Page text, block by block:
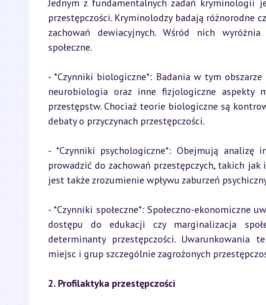
Jednym z fundamentalnych zadań kryminologii
przestępczości. Kryminolodzy badają różnorodne
zachowań dewiacyjnych. Wśród nich
społeczne.
- *Czynniki biologiczne*: Badania w tym
neurobiologia oraz inne fizjologiczne aspekty
przestępstw. Chociaż teorie biologiczne są
debaty o przyczynach przestępczości.
- *Czynniki psychologiczne*: Obejmują analizę
prowadzić do zachowań przestępczych, takich
jest także zrozumienie wpływu zaburzeń
- *Czynniki społeczne*: Społeczno-ekonomiczne
dostępu do edukacji czy marginalizacja
determinanty przestępczości. Uwarunkowania
miejsc i grup szczególnie zagrożonych
2. Profilaktyka przestępczości